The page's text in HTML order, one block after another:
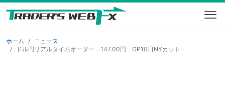
ホーム
ニュース
ドル円リアルタイムオーダー＝147.00円 OP10日NYカット